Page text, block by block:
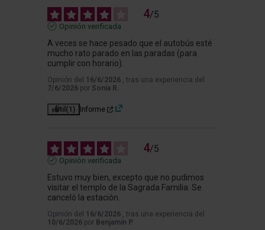
4/5
Opinión verificada
A veces se hace pesado que el autobús esté
mucho rato parado en las paradas (para
cumplir con horario).
Opinión del 16/6/2026 , tras una experiencia del
7/6/2026 por Sonia R.
Útil (1) Informe
4/5
Opinión verificada
Estuvo muy bien, excepto que no pudimos
visitar el templo de la Sagrada Familia. Se
canceló la estación.
Opinión del 16/6/2026 , tras una experiencia del
10/6/2026 por Benjamín P.